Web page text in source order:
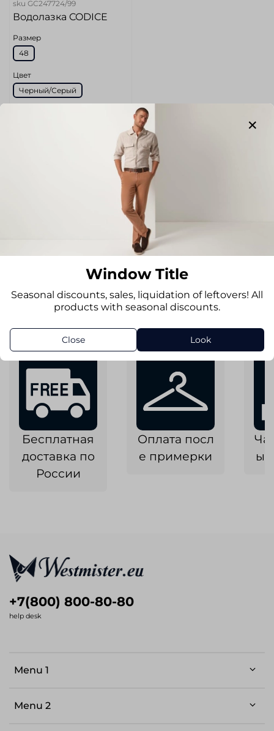
sku GC247724/99
Водолазка CODICE
Размер
48
Цвет
Черный/Серый
Обхват груди (Без категории)
5 489 руб
Add to cart
Бесплатная
доставка по
России
Оплата посл
е примерки
Menu 1
Menu 2
+7(800) 800-80-80
help desk
Window Title
Seasonal discounts, sales, liquidation of leftovers! All
products with seasonal discounts.
Close Look